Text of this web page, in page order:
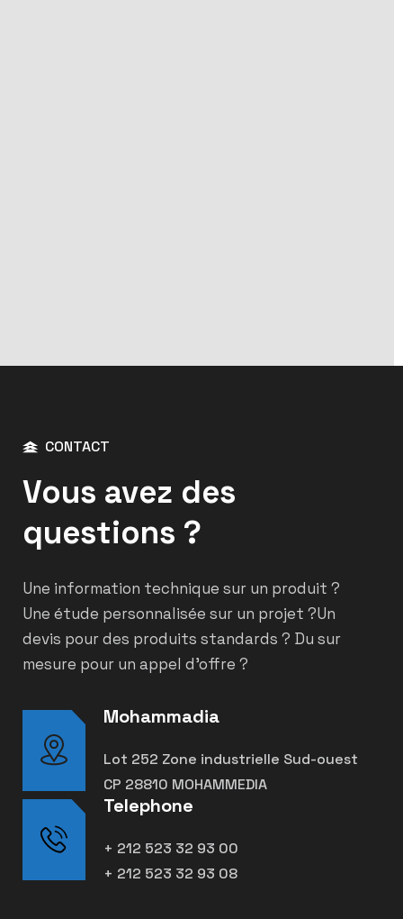
CONTACT
Vous avez des
questions ?
Une information technique sur un produit ?
Une étude personnalisée sur un projet ?Un
devis pour des produits standards ? Du sur
mesure pour un appel d’offre ?
Mohammadia
Lot 252 Zone industrielle Sud-ouest
CP 28810 MOHAMMEDIA
Telephone
+ 212 523 32 93 00
+ 212 523 32 93 08